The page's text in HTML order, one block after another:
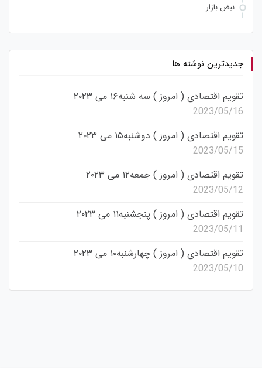
نبض بازار
جدیدترین نوشته ها
تقویم اقتصادی ( امروز ) سه شنبه۱۶ می ۲۰۲۳
2023/05/16
تقویم اقتصادی ( امروز ) دوشنبه۱۵ می ۲۰۲۳
2023/05/15
تقویم اقتصادی ( امروز ) جمعه۱۲ می ۲۰۲۳
2023/05/12
تقویم اقتصادی ( امروز ) پنجشنبه۱۱ می ۲۰۲۳
2023/05/11
تقویم اقتصادی ( امروز ) چهارشنبه۱۰ می ۲۰۲۳
2023/05/10